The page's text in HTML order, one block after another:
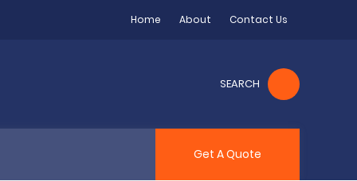
Home About Contact Us
SEARCH
Get A Quote